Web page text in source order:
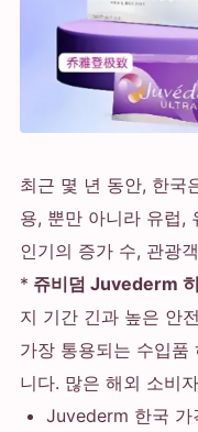
최근 몇 년 동안, 한국
용, 뿐만 아니라 유럽,
인기의 증가 수, 관광
* 쥬비덤 Juvederm
지 기간 긴과 높은 안
가장 통용되는 수입품
니다. 많은 해외 소비
Juvederm 한국 가